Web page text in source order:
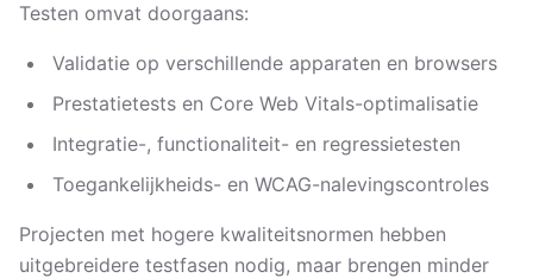
Testen omvat doorgaans:
Validatie op verschillende apparaten en browsers
Prestatietests en Core Web Vitals-optimalisatie
Integratie-, functionaliteit- en regressietesten
Toegankelijkheids- en WCAG-nalevingscontroles
Projecten met hogere kwaliteitsnormen hebben
uitgebreidere testfasen nodig, maar brengen minder